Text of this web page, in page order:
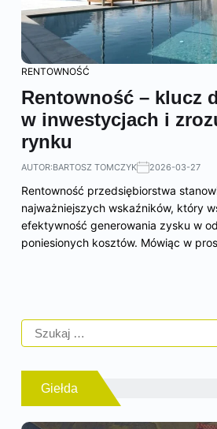
RENTOWNOŚĆ
Rentowność – klucz
w inwestycjach i
rynku
AUTOR:BARTOSZ TOMCZYK 2026-03-27
Rentowność przedsiębiorstwa
najważniejszych wskaźników, który
efektywność generowania zysku w
poniesionych kosztów. Mówiąc w
Giełda